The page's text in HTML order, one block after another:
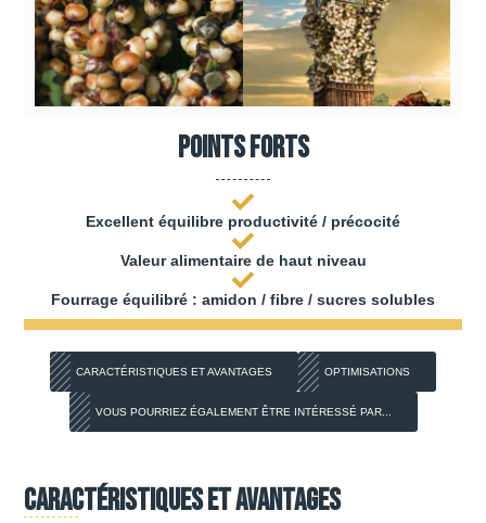
Points forts
Excellent équilibre productivité / précocité
Valeur alimentaire de haut niveau
Fourrage équilibré : amidon / fibre / sucres solubles
CARACTÉRISTIQUES ET AVANTAGES OPTIMISATIONS
VOUS POURRIEZ ÉGALEMENT ÊTRE INTÉRESSÉ PAR...
Caractéristiques et avantages